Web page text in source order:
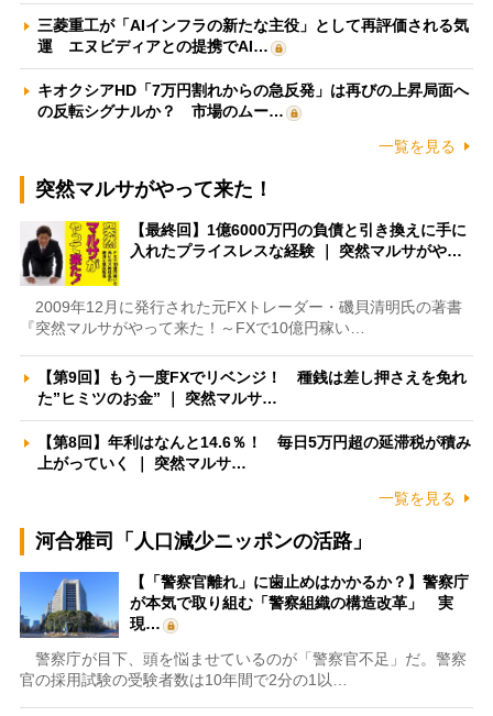
三菱重工が「AIインフラの新たな主役」として再評価される気
運 エヌビディアとの提携でAI…
キオクシアHD「7万円割れからの急反発」は再びの上昇局面へ
の反転シグナルか？ 市場のムー…
一覧を見る
突然マルサがやって来た！
【最終回】1億6000万円の負債と引き換えに手に
入れたプライスレスな経験 ｜ 突然マルサがや…
2009年12月に発行された元FXトレーダー・磯貝清明氏の著書
『突然マルサがやって来た！～FXで10億円稼い…
【第9回】もう一度FXでリベンジ！ 種銭は差し押さえを免れ
た”ヒミツのお金” ｜ 突然マルサ…
【第8回】年利はなんと14.6％！ 毎日5万円超の延滞税が積み
上がっていく ｜ 突然マルサ…
一覧を見る
河合雅司「人口減少ニッポンの活路」
【「警察官離れ」に歯止めはかかるか？】警察庁
が本気で取り組む「警察組織の構造改革」 実
現…
警察庁が目下、頭を悩ませているのが「警察官不足」だ。警察
官の採用試験の受験者数は10年間で2分の1以…